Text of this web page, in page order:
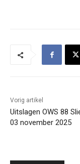
Vorig artikel
Uitslagen OWS 88
03 november 2025